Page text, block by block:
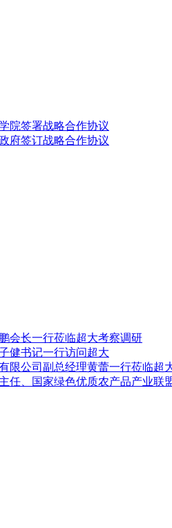
院签署战略合作协议
府签订战略合作协议
会长一行莅临超大考察调研
健书记一行访问超大
限公司副总经理黄蕾一行莅临超
任、国家绿色优质农产品产业联